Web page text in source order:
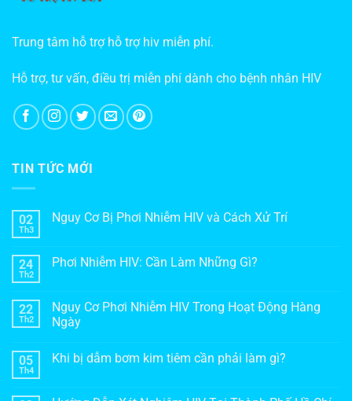
Trung tâm hỗ trợ hỗ trợ hiv miễn phí.
Hỗ trợ, tư vấn, điều trị miễn phí dành cho bệnh nhân HIV
TIN TỨC MỚI
02
Th3
Nguy Cơ Bị Phơi Nhiễm HIV và Cách Xử Trí
24
Th2
Phơi Nhiễm HIV: Cần Làm Những Gì?
22
Th2
Nguy Cơ Phơi Nhiễm HIV Trong Hoạt Động Hàng
Ngày
05
Th4
Khi bị dẫm bơm kim tiêm cần phải làm gì?